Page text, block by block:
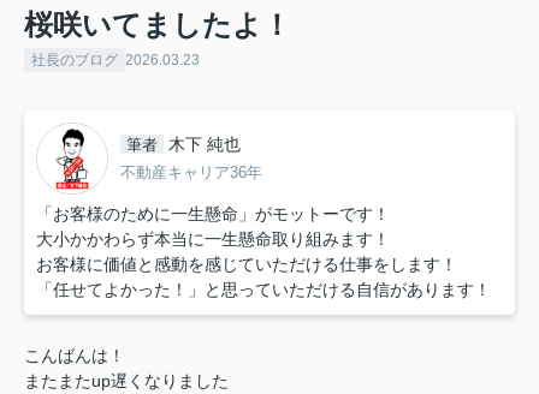
桜咲いてましたよ！
社長のブログ 2026.03.23
筆者 木下 純也
不動産キャリア36年
「お客様のために一生懸命」がモットーです！
大小かかわらず本当に一生懸命取り組みます！
お客様に価値と感動を感じていただける仕事をします！
「任せてよかった！」と思っていただける自信があります！
こんばんは！
またまたup遅くなりました